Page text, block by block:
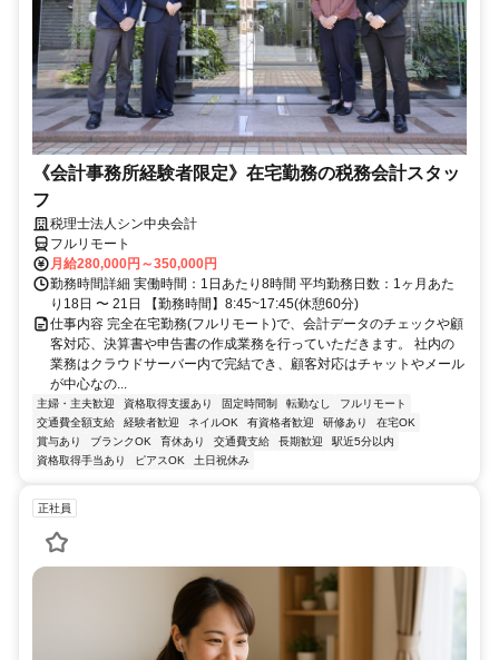
《会計事務所経験者限定》在宅勤務の税務会計スタッ
フ
税理士法人シン中央会計
フルリモート
月給280,000円～350,000円
勤務時間詳細 実働時間：1日あたり8時間 平均勤務日数：1ヶ月あた
り18日 〜 21日 【勤務時間】8:45~17:45(休憩60分)
仕事内容 完全在宅勤務(フルリモート)で、会計データのチェックや顧
客対応、決算書や申告書の作成業務を行っていただきます。 社内の
業務はクラウドサーバー内で完結でき、顧客対応はチャットやメール
が中心なの...
主婦・主夫歓迎 資格取得支援あり 固定時間制 転勤なし
フルリモート
交通費全額支給
経験者歓迎 ネイルOK 有資格者歓迎 研修あり
在宅OK
賞与あり
ブランクOK 育休あり 交通費支給 長期歓迎
駅近5分以内
資格取得手当あり
ピアスOK 土日祝休み
正社員